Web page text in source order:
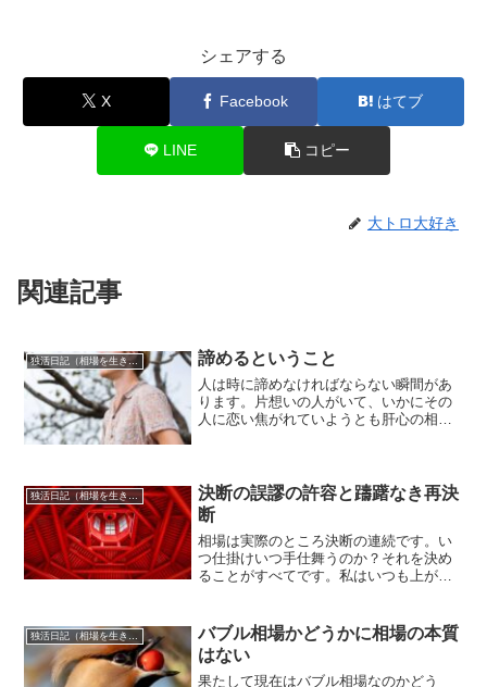
シェアする
X Facebook はてブ
LINE コピー
大トロ大好き
関連記事
独活日記（相場を生き抜くために） 諦めるということ
人は時に諦めなければならない瞬間があ
ります。片想いの人がいて、いかにその
人に恋い焦がれていようとも肝心の相手
して諦めずにこだわり続け...
独活日記（相場を生き抜くために）
決断の誤謬の許容と躊躇なき再決
断
相場は実際のところ決断の連続です。い
つ仕掛けいつ手仕舞うのか？それを決め
ることがすべてです。私はいつも上がる
においてはこの言葉は結果論的にそうな
っていればよいというもの...
バブル相場かどうかに相場の本質
はない
果たして現在はバブル相場なのかどう